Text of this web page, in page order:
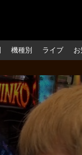
機種別 ライブ